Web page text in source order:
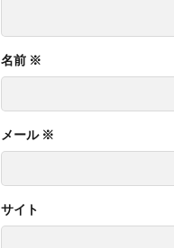
名前 ※
メール ※
サイト